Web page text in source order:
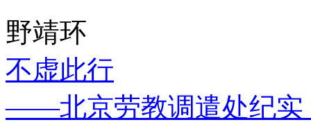
野靖环
不虚此行
——北京劳教调遣处纪实